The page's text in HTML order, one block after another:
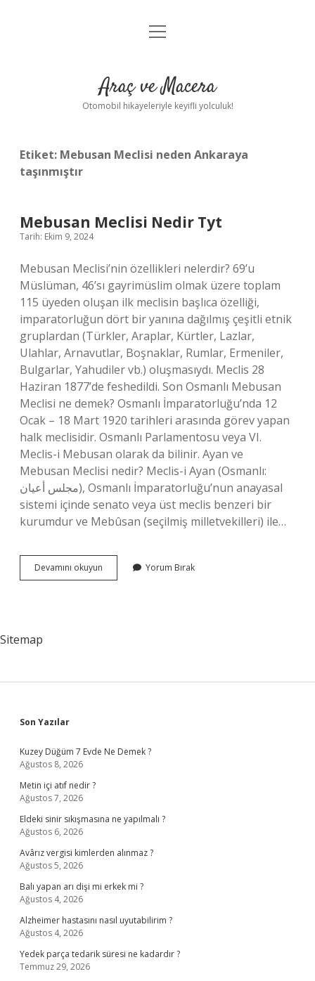
Anasayfa
Yasal Uyarı
menüyü
Araç ve Macera
Otomobil hikayeleriyle keyifli yolculuk!
Etiket: Mebusan Meclisi neden Ankaraya
taşınmıştır
Mebusan Meclisi Nedir Tyt
Tarih: Ekim 9, 2024
Mebusan Meclisi’nin özellikleri nelerdir? 69’u
Müslüman, 46’sı gayrimüslim olmak üzere toplam
115 üyeden oluşan ilk meclisin başlıca özelliği,
imparatorluğun dört bir yanına dağılmış çeşitli etnik
gruplardan (Türkler, Araplar, Kürtler, Lazlar,
Ulahlar, Arnavutlar, Boşnaklar, Rumlar, Ermeniler,
Bulgarlar, Yahudiler vb.) oluşmasıydı. Meclis 28
Haziran 1877’de feshedildi. Son Osmanlı Mebusan
Meclisi ne demek? Osmanlı İmparatorluğu’nda 12
Ocak – 18 Mart 1920 tarihleri ​​arasında görev yapan
halk meclisidir. Osmanlı Parlamentosu veya VI.
Meclis-i Mebusan olarak da bilinir. Ayan ve
Mebusan Meclisi nedir? Meclis-i Ayan (Osmanlı:
مجلس أعيان), Osmanlı İmparatorluğu’nun anayasal
sistemi içinde senato veya üst meclis benzeri bir
kurumdur ve Mebûsan (seçilmiş milletvekilleri) ile…
Devamını okuyun Mebusan
Meclisi
Yorum Bırak
Sitemap
Sidebar
Son Yazılar
Kuzey Düğüm 7 Evde Ne Demek ?
Ağustos 8, 2026
Metin içi atıf nedir ?
Ağustos 7, 2026
Eldeki sinir sıkışmasına ne yapılmalı ?
Ağustos 6, 2026
Avârız vergisi kimlerden alınmaz ?
Ağustos 5, 2026
Balı yapan arı dişi mi erkek mi ?
Ağustos 4, 2026
Alzheimer hastasını nasıl uyutabilirim ?
Ağustos 4, 2026
Yedek parça tedarik süresi ne kadardır ?
Temmuz 29, 2026